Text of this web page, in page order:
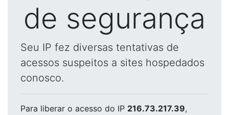
de segurança
Seu IP fez diversas tentativas de
acessos suspeitos a sites hospedados
conosco.
Para liberar o acesso do IP 216.73.217.39,